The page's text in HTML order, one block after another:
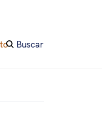
Buscar